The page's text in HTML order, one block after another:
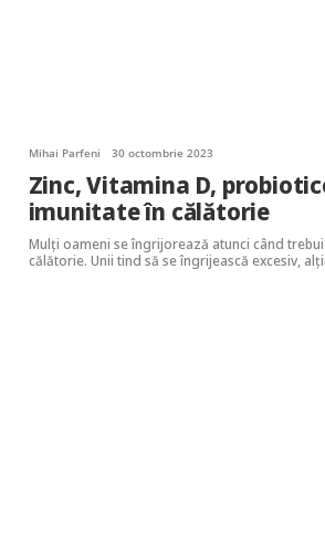
Mihai Parfeni 30 octombrie 2023
Zinc, Vitamina D,
imunitate în călătorie
Mulți oameni se îngrijorează atunci când
călătorie. Unii tind să se îngrijească excesiv,